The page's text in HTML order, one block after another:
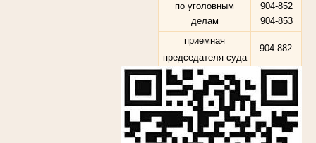
по уголовным
делам
904-852
904-853
приемная
председателя суда
904-882